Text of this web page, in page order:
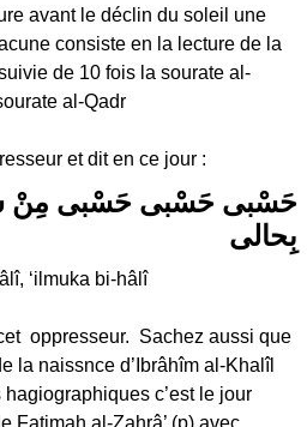
avant le déclin du soleil une
consiste en la lecture de la
de 10 fois la sourate al-
al-Qadr
et dit en ce jour :
حَسْبى حَسْبى حَسْبى مِنْ
بِحالى
‘ilmuka bi-hâlî
oppresseur. Sachez aussi que
la naissnce d’Ibrâhîm al-Khalîl
c’est le jour
Fatimah al-Zahrâ’ (p) avec